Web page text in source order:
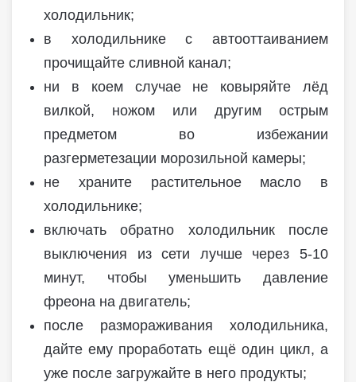
холодильник;
в холодильнике с автооттаиванием
прочищайте сливной канал;
ни в коем случае не ковыряйте лёд
вилкой, ножом или другим острым
предметом во избежании
разгерметезации морозильной камеры;
не храните растительное масло в
холодильнике;
включать обратно холодильник после
выключения из сети лучше через 5-10
минут, чтобы уменьшить давление
фреона на двигатель;
после размораживания холодильника,
дайте ему проработать ещё один цикл, а
уже после загружайте в него продукты;